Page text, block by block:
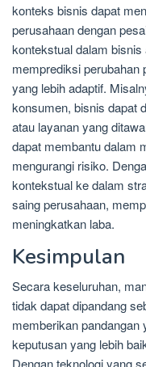
konteks bisnis dapat
perusahaan dengan
kontekstual dalam
memprediksi perubahan
yang lebih adaptif.
konsumen, bisnis dapat
atau layanan yang
dapat membantu dalam
mengurangi risiko.
kontekstual ke dalam
saing perusahaan,
meningkatkan laba.
Kesimpulan
Secara keseluruhan,
tidak dapat dipandang
memberikan pandangan
keputusan yang lebih
Dengan teknologi yang